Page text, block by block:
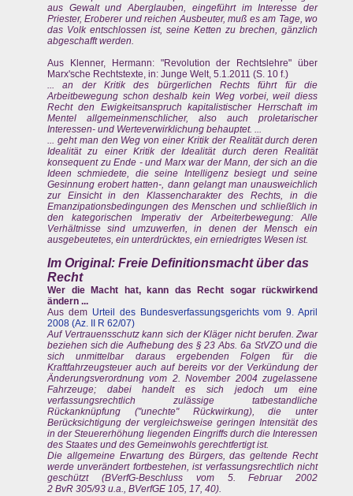
aus Gewalt und Aberglauben, eingeführt im Interesse der
Priester, Eroberer und reichen Ausbeuter, muß es am Tage, wo
das Volk entschlossen ist, seine Ketten zu brechen, gänzlich
abgeschafft werden.
Aus Klenner, Hermann: "Revolution der Rechtslehre" über
Marx'sche Rechtstexte, in: Junge Welt, 5.1.2011 (S. 10 f.)
... an der Kritik des bürgerlichen Rechts führt für die
Arbeitbewegung schon deshalb kein Weg vorbei, weil diess
Recht den Ewigkeitsanspruch kapitalistischer Herrschaft im
Mentel allgemeinmenschlicher, also auch proletarischer
Interessen- und Werteverwirklichung behauptet. ...
... geht man den Weg von einer Kritik der Realität durch deren
Idealität zu einer Kritik der Idealität durch deren Realität
konsequent zu Ende - und Marx war der Mann, der sich an die
Ideen schmiedete, die seine Intelligenz besiegt und seine
Gesinnung erobert hatten-, dann gelangt man unausweichlich
zur Einsicht in den Klassencharakter des Rechts, in die
Emanzipationsbedingungen des Menschen und schließlich in
den kategorischen Imperativ der Arbeiterbewegung: Alle
Verhältnisse sind umzuwerfen, in denen der Mensch ein
ausgebeutetes, ein unterdrücktes, ein erniedrigtes Wesen ist.
Im Original: Freie Definitionsmacht über das
Recht
Wer die Macht hat, kann das Recht sogar rückwirkend
ändern ...
Aus dem Urteil des Bundesverfassungsgerichts vom 9. April
2008 (Az. II R 62/07)
Auf Vertrauensschutz kann sich der Kläger nicht berufen. Zwar
beziehen sich die Aufhebung des § 23 Abs. 6a StVZO und die
sich unmittelbar daraus ergebenden Folgen für die
Kraftfahrzeugsteuer auch auf bereits vor der Verkündung der
Änderungsverordnung vom 2. November 2004 zugelassene
Fahrzeuge; dabei handelt es sich jedoch um eine
verfassungsrechtlich zulässige tatbestandliche
Rückanknüpfung ("unechte" Rückwirkung), die unter
Berücksichtigung der vergleichsweise geringen Intensität des
in der Steuererhöhung liegenden Eingriffs durch die Interessen
des Staates und des Gemeinwohls gerechtfertigt ist.
Die allgemeine Erwartung des Bürgers, das geltende Recht
werde unverändert fortbestehen, ist verfassungsrechtlich nicht
geschützt (BVerfG-Beschluss vom 5. Februar 2002
2 BvR 305/93 u.a., BVerfGE 105, 17, 40).